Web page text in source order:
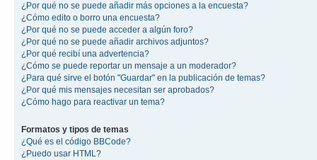
¿Por qué no se puede añadir más opciones a la encuesta?
¿Cómo edito o borro una encuesta?
¿Por qué no se puede acceder a algún foro?
¿Por qué no se puede añadir archivos adjuntos?
¿Por qué recibí una advertencia?
¿Cómo se puede reportar un mensaje a un moderador?
¿Para qué sirve el botón "Guardar" en la publicación de temas?
¿Por qué mis mensajes necesitan ser aprobados?
¿Cómo hago para reactivar un tema?
Formatos y tipos de temas
¿Qué es el código BBCode?
¿Puedo usar HTML?